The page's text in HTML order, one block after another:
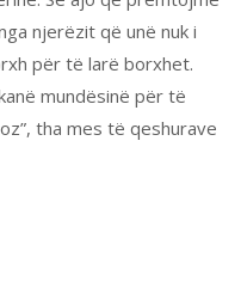
njerëzit që unë nuk i
për të larë borxhet.
mundësinë për të
tha mes të qeshurave